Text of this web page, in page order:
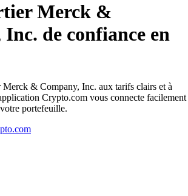
Merck &
de confiance en
Merck & Company, Inc. aux tarifs clairs et à
Crypto.com vous connecte facilement
portefeuille.